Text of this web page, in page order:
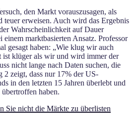
den Markt vorauszusagen, als
teuer erweisen. Auch wird das Ergebnis
Wahrscheinlichkeit auf Dauer
einem marktbasierten Ansatz. Professor
gesagt haben: „Wie klug wir auch
ist klüger als wir und wird immer der
nicht lange nach Daten suchen, die
2 zeigt, dass nur 17% der US-
in den letzten 15 Jahren überlebt und
haben.